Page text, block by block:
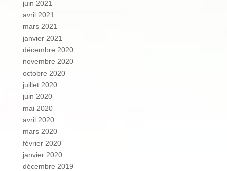
juin 2021
avril 2021
mars 2021
janvier 2021
décembre 2020
novembre 2020
octobre 2020
juillet 2020
juin 2020
mai 2020
avril 2020
mars 2020
février 2020
janvier 2020
décembre 2019